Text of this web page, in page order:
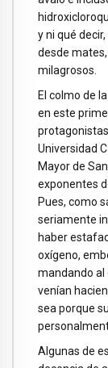
y ni qué
desde
milagrosos.
El colmo de
en este
Universidad
Mayor de
exponentes
Pues, como
seriamente
haber
oxígeno,
mandando al
venían
sea porque
Algunas de